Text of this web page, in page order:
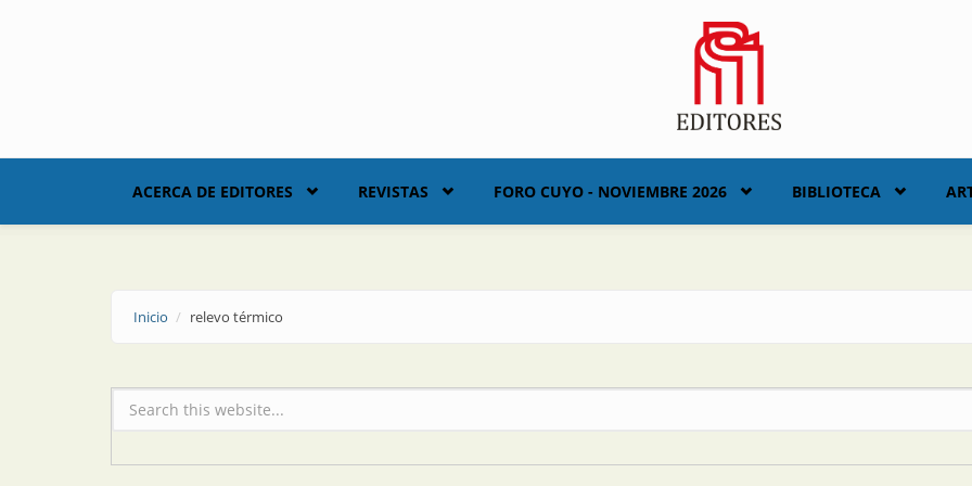
ACERCA DE EDITORES REVISTAS FORO CUYO - NOVIEMBRE 2026 BIBLIOTECA
Inicio relevo térmico
Formulario de búsqueda